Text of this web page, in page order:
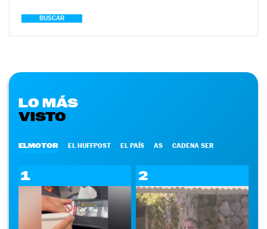
BUSCAR
LO MÁS
VISTO
ELMOTOR EL HUFFPOST EL PAÍS AS CADENA SER
1 2